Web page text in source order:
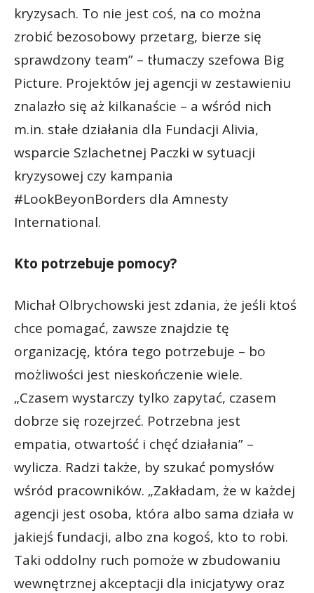
kryzysach. To nie jest coś, na co można
zrobić bezosobowy przetarg, bierze się
sprawdzony team” – tłumaczy szefowa Big
Picture. Projektów jej agencji w zestawieniu
znalazło się aż kilkanaście – a wśród nich
m.in. stałe działania dla Fundacji Alivia,
wsparcie Szlachetnej Paczki w sytuacji
kryzysowej czy kampania
#LookBeyonBorders dla Amnesty
International.
Kto potrzebuje pomocy?
Michał Olbrychowski jest zdania, że jeśli ktoś
chce pomagać, zawsze znajdzie tę
organizację, która tego potrzebuje – bo
możliwości jest nieskończenie wiele.
„Czasem wystarczy tylko zapytać, czasem
dobrze się rozejrzeć. Potrzebna jest
empatia, otwartość i chęć działania” –
wylicza. Radzi także, by szukać pomysłów
wśród pracowników. „Zakładam, że w każdej
agencji jest osoba, która albo sama działa w
jakiejś fundacji, albo zna kogoś, kto to robi.
Taki oddolny ruch pomoże w zbudowaniu
wewnętrznej akceptacji dla inicjatywy oraz